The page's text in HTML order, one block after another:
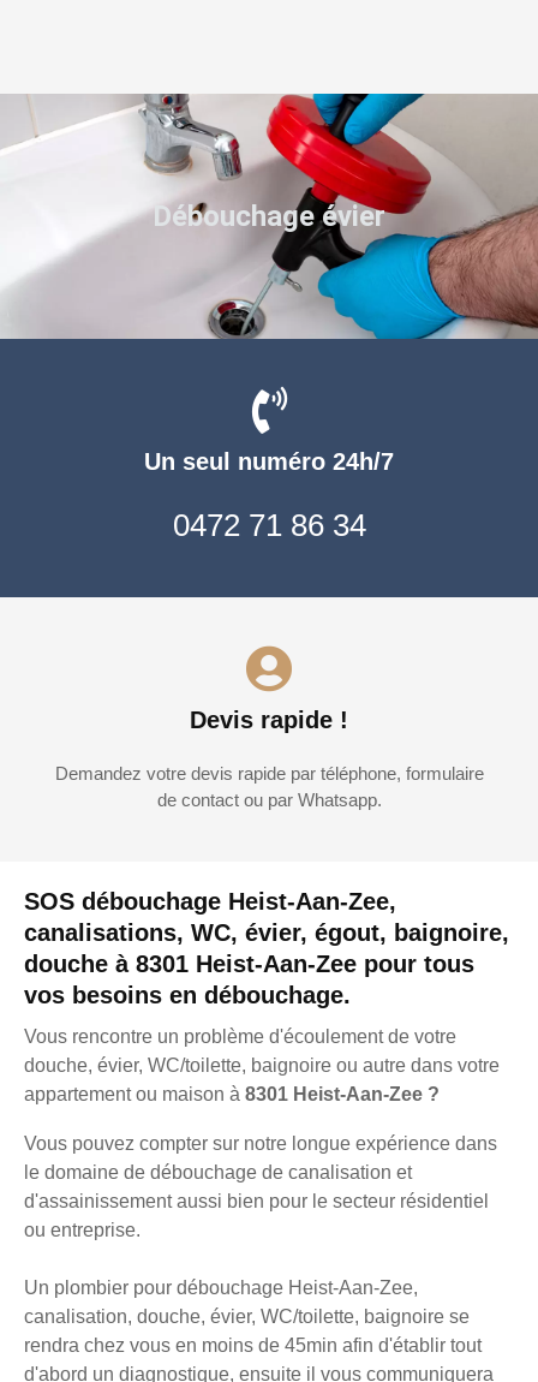
SOS débouchage Heist-Aan-Zee,
canalisations, WC, évier, égout, baignoire,
douche à 8301 Heist-Aan-Zee pour tous
vos besoins en débouchage.
Vous rencontre un problème d'écoulement de votre
douche, évier, WC/toilette, baignoire ou autre dans votre
appartement ou maison à 8301 Heist-Aan-Zee ?
Vous pouvez compter sur notre longue expérience dans
le domaine de débouchage de canalisation et
d'assainissement aussi bien pour le secteur résidentiel
ou entreprise.
Un plombier pour débouchage Heist-Aan-Zee,
canalisation, douche, évier, WC/toilette, baignoire se
rendra chez vous en moins de 45min afin d'établir tout
d'abord un diagnostique, ensuite il vous communiquera
Un seul numéro 24h/7
0472 71 86 34
Devis rapide !
Demandez votre devis rapide par téléphone, formulaire
de contact ou par Whatsapp.
Débouchage évier